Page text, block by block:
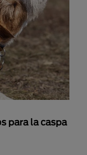
para la caspa